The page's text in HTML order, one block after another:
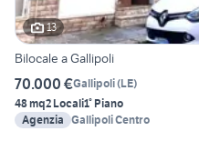
13
Bilocale a Gallipoli
70.000 €Gallipoli(LE)
48 mq2 Locali1° Piano
Agenzia Gallipoli Centro